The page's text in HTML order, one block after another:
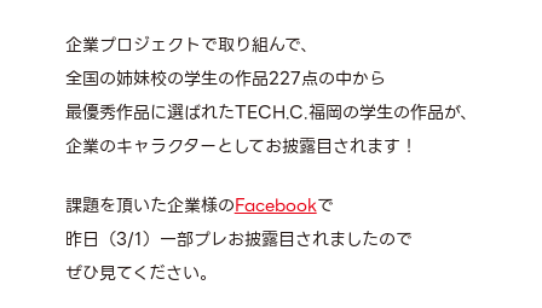
企業プロジェクトで取り組んで、
全国の姉妹校の学生の作品227点の中から
最優秀作品に選ばれたTECH.C.福岡の学生の作品が、
企業のキャラクターとしてお披露目されます！
課題を頂いた企業様のFacebookで
昨日（3/1）一部プレお披露目されましたので
ぜひ見てください。